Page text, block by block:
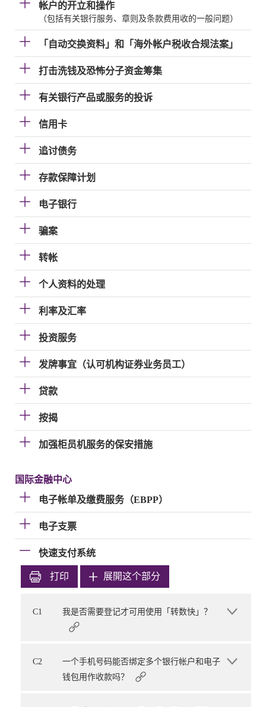
帐户的开立和操作
（包括有关银行服务、章则及条款费用收的一般问题）
「自动交换资料」和「海外帐户税收合规法案」
打击洗钱及恐怖分子资金筹集
有关银行产品或服务的投诉
信用卡
追讨债务
存款保障计划
电子银行
骗案
转帐
个人资料的处理
利率及汇率
投资服务
发牌事宜（认可机构证券业务员工）
贷款
按揭
加强柜员机服务的保安措施
国际金融中心
电子帐单及缴费服务（EBPP）
电子支票
快速支付系统
打印 展開这个部分
C1 我是否需要登记才可用使用「转数快」？
C2
一个手机号码能否绑定多个银行帐户和电子
钱包用作收款吗？